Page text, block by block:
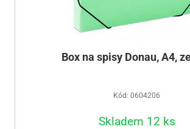
Box na spisy Donau, A4,
Kód: 0604206
Skladem 12 ks